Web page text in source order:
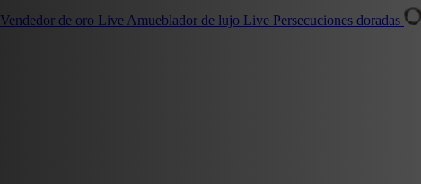
Vendedor de oro Live Amueblador de lujo Live Persecuciones doradas